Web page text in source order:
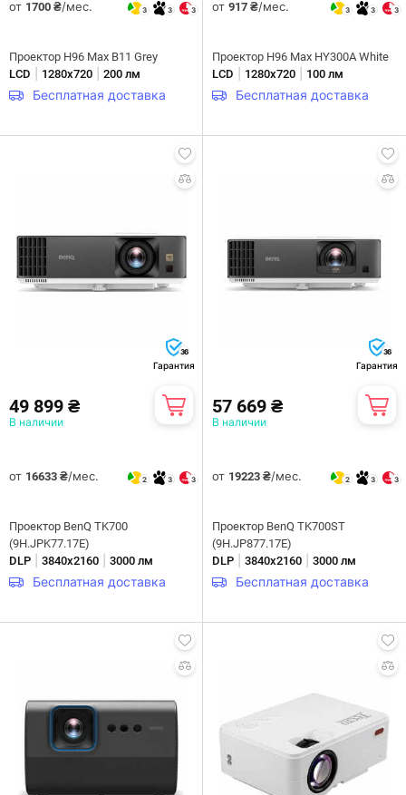
от 1700 ₴/мес. 3 3 3
Проектор H96 Max B11 Grey
LCD
1280х720 200 лм
Бесплатная доставка
от 917 ₴/мес. 3 3 3
Проектор H96 Max HY300A White
LCD
1280х720 100 лм
Бесплатная доставка
36
Гарантия
49 899 ₴
В наличии
от 16633 ₴/мес. 2 3 3
Проектор BenQ TK700
(9H.JPK77.17E)
DLP
3840х2160 3000 лм
Бесплатная доставка
36
Гарантия
57 669 ₴
В наличии
от 19223 ₴/мес. 2 3 3
Проектор BenQ TK700ST
(9H.JP877.17E)
DLP
3840х2160 3000 лм
Бесплатная доставка